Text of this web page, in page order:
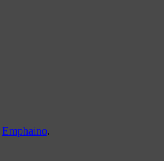
Emphaino.